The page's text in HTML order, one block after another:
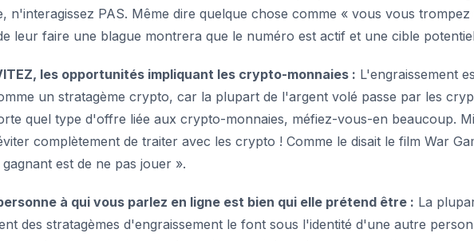
n'interagissez PAS. Même dire quelque chose comme « vous vous trompez
leur faire une blague montrera que le numéro est actif et une cible
les opportunités impliquant les crypto-monnaies : L'engraissement
un stratagème crypto, car la plupart de l'argent volé passe par les
quel type d'offre liée aux crypto-monnaies, méfiez-vous-en beaucoup.
complètement de traiter avec les crypto ! Comme le disait le film War
est de ne pas jouer ».
à qui vous parlez en ligne est bien qui elle prétend être : La
des stratagèmes d'engraissement le font sous l'identité d'une autre